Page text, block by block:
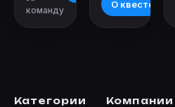
команду
О квесте
Категории Компании